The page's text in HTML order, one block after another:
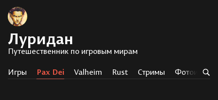
Луридан
Путешественник по игровым мирам
Игры Pax Dei Valheim Rust Стримы